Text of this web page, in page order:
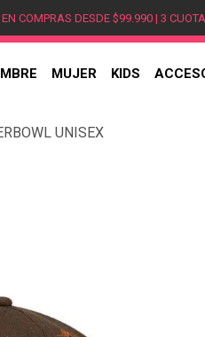
COMPRAS DESDE $99.990 | 3
MUJER KIDS
UNISEX
1.